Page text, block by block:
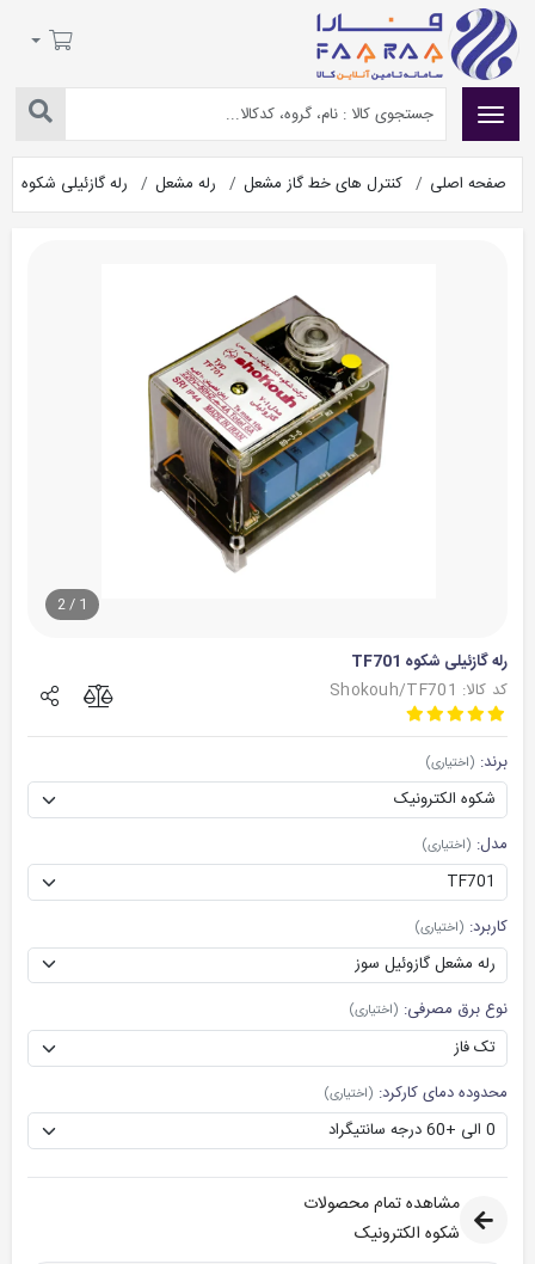
صفحه اصلی کنترل های خط گاز مشعل رله مشعل رله گازئیلی شکوه TF701
1
/
2
رله گازئیلی شکوه TF701
کد کالا: Shokouh/TF701
برند: (اختیاری)
مدل: (اختیاری)
کاربرد: (اختیاری)
نوع برق مصرفی: (اختیاری)
محدوده دمای کارکرد: (اختیاری)
مشاهده تمام محصولات
شکوه الکترونیک